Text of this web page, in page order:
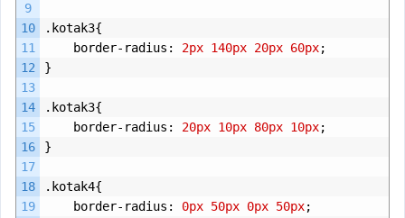
9
10
11
12
13
14
15
16
17
18
19
. kotak3{
border- radius : 2px 140px 20px 60px;
}
. kotak3{
border- radius : 20px 10px 80px 10px;
}
. kotak4{
border- radius : 0px 50px 0px 50px;